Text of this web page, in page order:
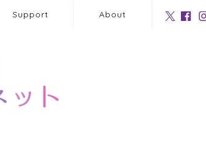
Support About